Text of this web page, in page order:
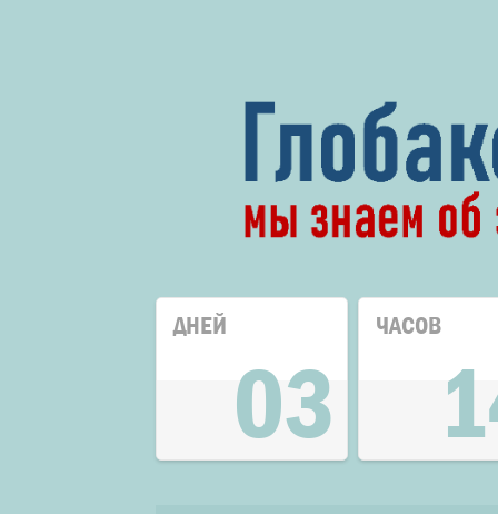
ДНЕЙ
03
ЧАСОВ